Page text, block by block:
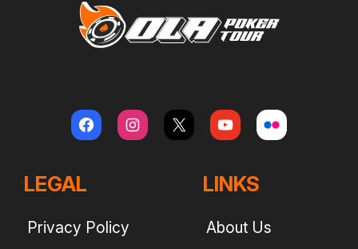
LEGAL
Privacy Policy
LINKS
About Us